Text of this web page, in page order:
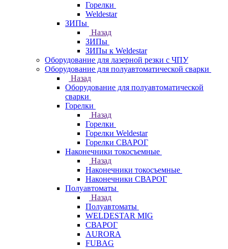
Горелки
Weldestar
ЗИПы
Назад
ЗИПы
ЗИПы к Weldestar
Оборудование для лазерной резки с ЧПУ
Оборудование для полуавтоматической сварки
Назад
Оборудование для полуавтоматической
сварки
Горелки
Назад
Горелки
Горелки Weldestar
Горелки СВАРОГ
Наконечники токосъемные
Назад
Наконечники токосъемные
Наконечники СВАРОГ
Полуавтоматы
Назад
Полуавтоматы
WELDESTAR MIG
СВАРОГ
AURORA
FUBAG